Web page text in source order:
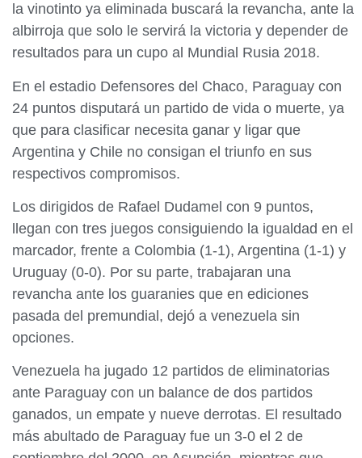
la vinotinto ya eliminada buscará la revancha, ante la
albirroja que solo le servirá la victoria y depender de
resultados para un cupo al Mundial Rusia 2018.
En el estadio Defensores del Chaco, Paraguay con
24 puntos disputará un partido de vida o muerte, ya
que para clasificar necesita ganar y ligar que
Argentina y Chile no consigan el triunfo en sus
respectivos compromisos.
Los dirigidos de Rafael Dudamel con 9 puntos,
llegan con tres juegos consiguiendo la igualdad en el
marcador, frente a Colombia (1-1), Argentina (1-1) y
Uruguay (0-0). Por su parte, trabajaran una
revancha ante los guaranies que en ediciones
pasada del premundial, dejó a venezuela sin
opciones.
Venezuela ha jugado 12 partidos de eliminatorias
ante Paraguay con un balance de dos partidos
ganados, un empate y nueve derrotas. El resultado
más abultado de Paraguay fue un 3-0 el 2 de